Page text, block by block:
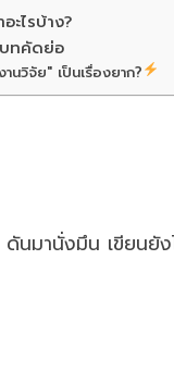
ะไรบ้าง?
บทคัดย่อ
นวิจัย" เป็นเรื่องยาก?
ดันมานั่งมึน เขียนยั